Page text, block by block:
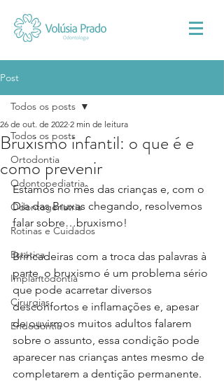
Post
Todos os posts
Ortodontia
Odontopediatria
Odontogeriatria
Rotinas e Cuidados
Estética
Implantodontia
Cirurgias
Endodontia
Todos os posts
Bruxismo infantil: o que é e
como prevenir
26 de out. de 2022 2 min de leitura
Estamos no mês das crianças e, com o
Dia das Bruxas chegando, resolvemos
falar sobre…bruxismo!
Brincadeiras com a troca das palavras à
parte, o bruxismo é um problema sério
que pode acarretar diversos
desconfortos e inflamações e, apesar
de ouvirmos muitos adultos falarem
sobre o assunto, essa condição pode
aparecer nas crianças antes mesmo de
completarem a dentição permanente.